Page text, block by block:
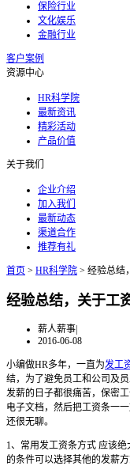
保险行业
文化娱乐
金融行业
客户案例
资源中心
HR科学院
最新资讯
精彩活动
产品价值
关于我们
企业介绍
加入我们
最新动态
渠道合作
推荐有礼
首页 > HR科学院 > 经验总结
经验总结，关于工
薪人薪事|
2016-06-08
小编做HR多年，一直为发工
结，为了避免员工和公司及
发薪的日子都很痛苦，保密
电子文档，然后把工资条一
还很无聊。
1、常用发工资条方式 应该
的条件可以选择其他的发薪